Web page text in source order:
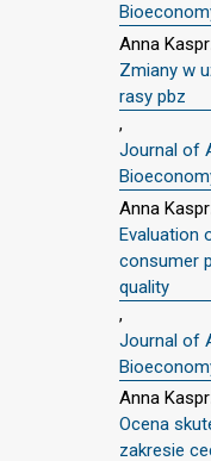
Anna
Zmiany w
rasy pbz
,
Journal of
Anna
Evaluation
consumer
quality
,
Journal of
Anna
Ocena
zakresie